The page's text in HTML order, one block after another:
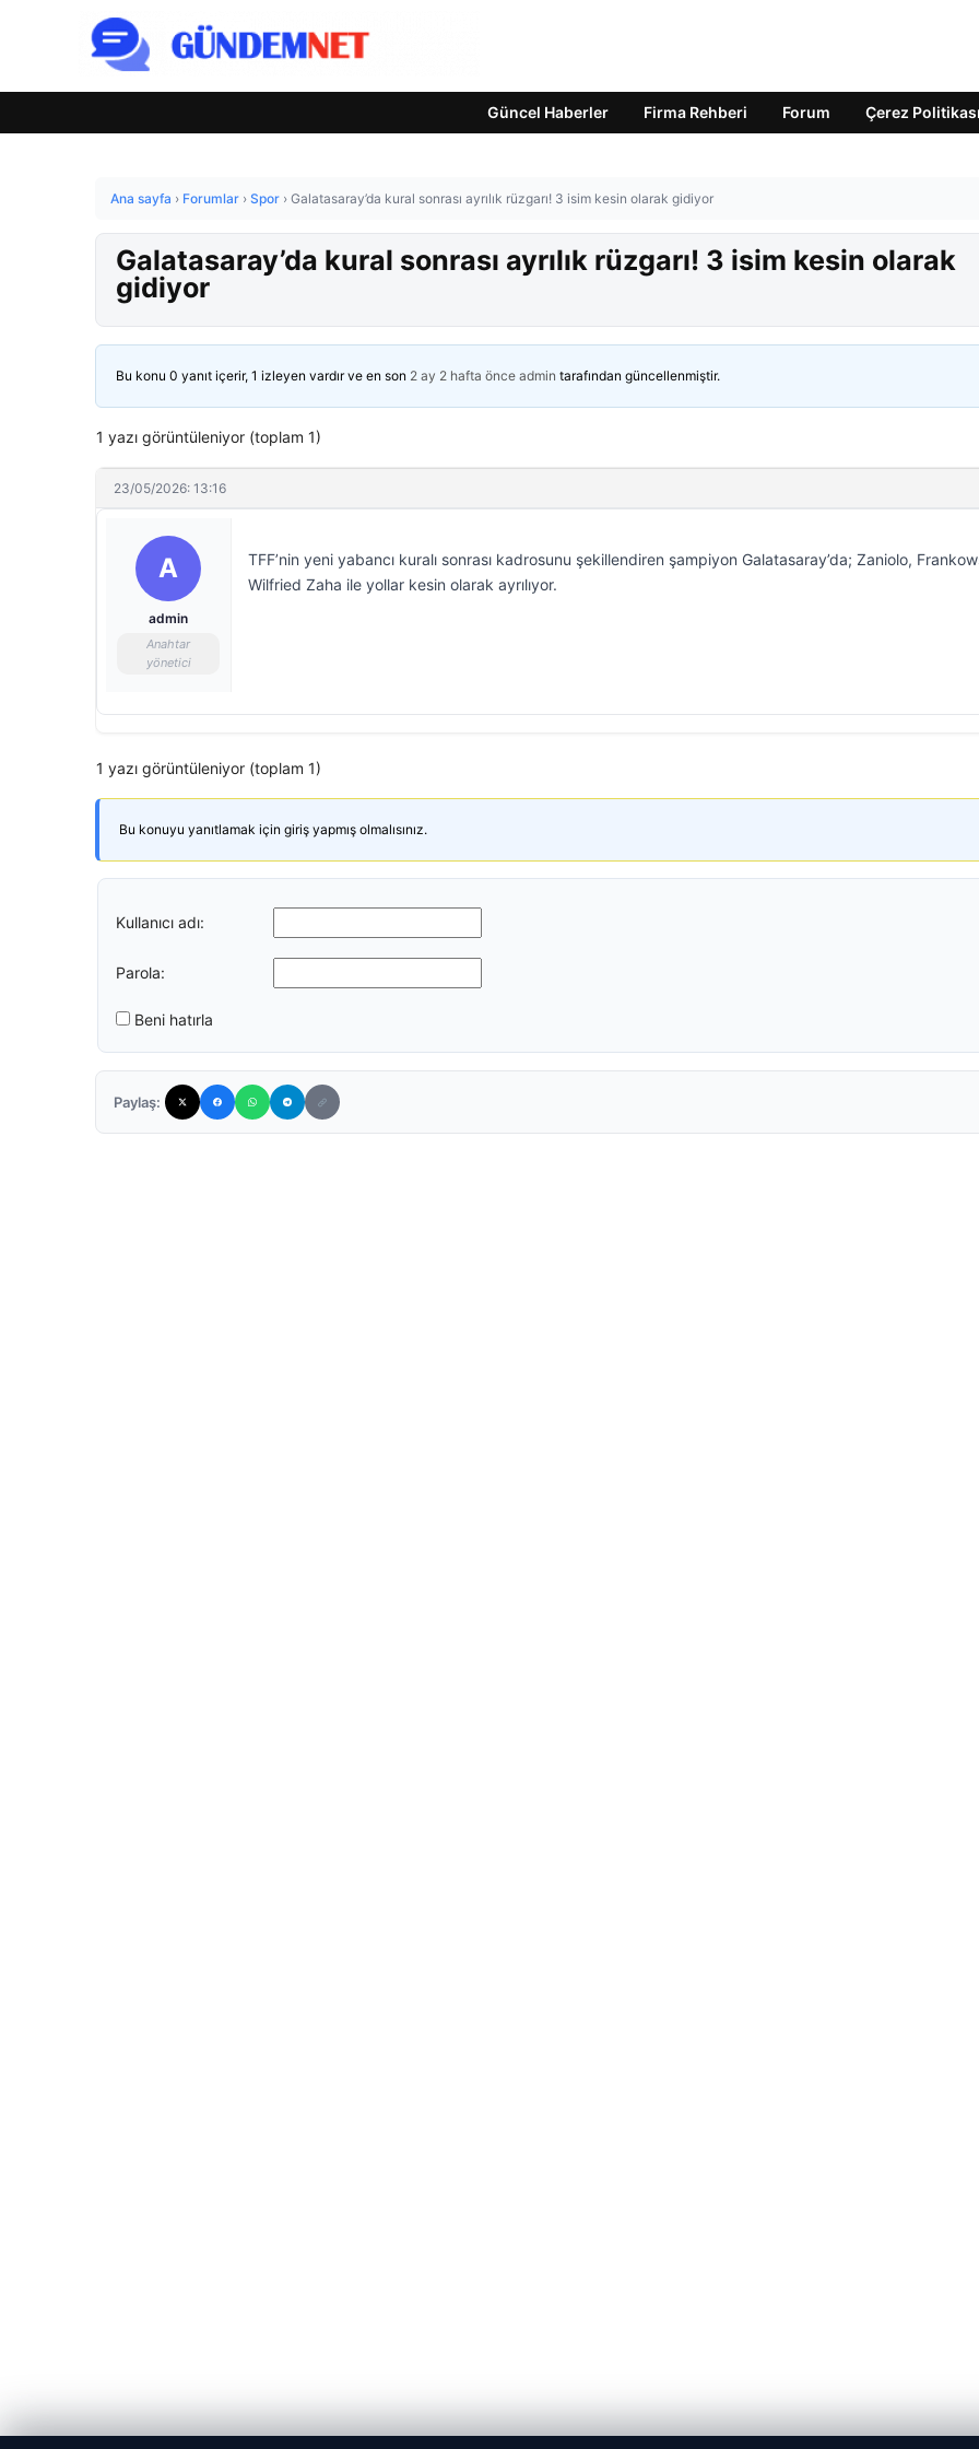
Güncel Haberler Firma Rehberi Forum Çerez Politikası
Ana sayfa › Forumlar › Spor › Galatasaray’da kural sonrası ayrılık rüzgarı! 3 isim kesin olarak gidiyor
Galatasaray’da kural sonrası ayrılık rüzgarı! 3 isim kesin olarak
gidiyor
Bu konu 0 yanıt içerir, 1 izleyen vardır ve en son 2 ay 2 hafta önce admin tarafından güncellenmiştir.
1 yazı görüntüleniyor (toplam 1)
23/05/2026: 13:16
A
admin
Anahtar
yönetici
TFF’nin yeni yabancı kuralı sonrası kadrosunu şekillendiren şampiyon Galatasaray’da; Zaniolo,
Wilfried Zaha ile yollar kesin olarak ayrılıyor.
1 yazı görüntüleniyor (toplam 1)
Bu konuyu yanıtlamak için giriş yapmış olmalısınız.
Kullanıcı adı:
Parola:
Beni hatırla
Paylaş: